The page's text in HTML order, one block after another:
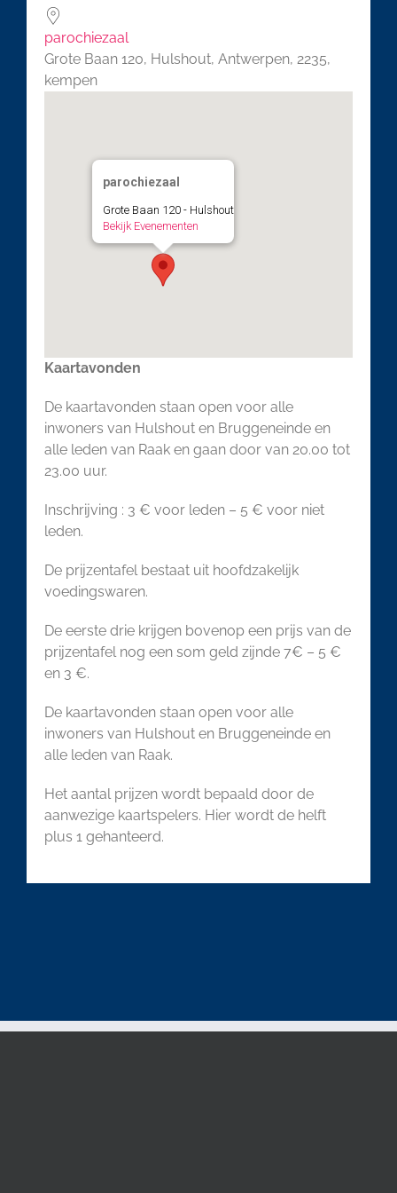
parochiezaal
Grote Baan 120, Hulshout, Antwerpen, 2235,
kempen
parochiezaal
Grote Baan 120 - Hulshout
Bekijk Evenementen
Kaartavonden
De kaartavonden staan open voor alle
inwoners van Hulshout en Bruggeneinde en
alle leden van Raak en gaan door van 20.00 tot
23.00 uur.
Inschrijving : 3 € voor leden – 5 € voor niet
leden.
De prijzentafel bestaat uit hoofdzakelijk
voedingswaren.
De eerste drie krijgen bovenop een prijs van de
prijzentafel nog een som geld zijnde 7€ – 5 €
en 3 €.
De kaartavonden staan open voor alle
inwoners van Hulshout en Bruggeneinde en
alle leden van Raak.
Het aantal prijzen wordt bepaald door de
aanwezige kaartspelers. Hier wordt de helft
plus 1 gehanteerd.